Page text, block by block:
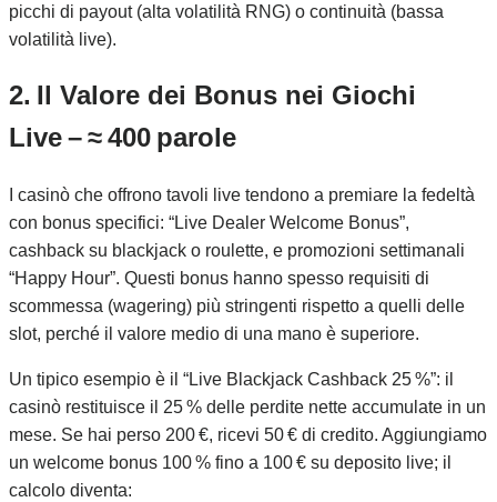
picchi di payout (alta volatilità RNG) o continuità (bassa
volatilità live).
2. Il Valore dei Bonus nei Giochi
Live – ≈ 400 parole
I casinò che offrono tavoli live tendono a premiare la fedeltà
con bonus specifici: “Live Dealer Welcome Bonus”,
cashback su blackjack o roulette, e promozioni settimanali
“Happy Hour”. Questi bonus hanno spesso requisiti di
scommessa (wagering) più stringenti rispetto a quelli delle
slot, perché il valore medio di una mano è superiore.
Un tipico esempio è il “Live Blackjack Cashback 25 %”: il
casinò restituisce il 25 % delle perdite nette accumulate in un
mese. Se hai perso 200 €, ricevi 50 € di credito. Aggiungiamo
un welcome bonus 100 % fino a 100 € su deposito live; il
calcolo diventa: